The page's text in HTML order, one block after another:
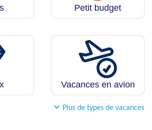
Petit budget
Vacances en avion
Plus de types de vacances